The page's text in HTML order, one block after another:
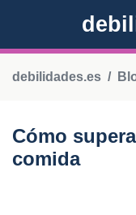
debilidades.es
Cómo
comida